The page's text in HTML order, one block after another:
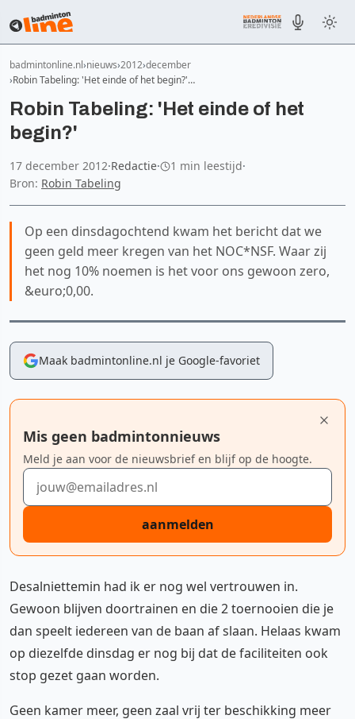
badmintonline.nl nieuws 2012 december
Robin Tabeling: 'Het einde of het begin?'…
Robin Tabeling: 'Het einde of het
begin?'
17 december 2012·Redactie· 1 min leestijd·
Bron: Robin Tabeling
Op een dinsdagochtend kwam het bericht dat we
geen geld meer kregen van het NOC*NSF. Waar zij
het nog 10% noemen is het voor ons gewoon zero,
&euro;0,00.
Maak badmintonline.nl je Google-favoriet
Mis geen badmintonnieuws
Meld je aan voor de nieuwsbrief en blijf op de hoogte.
E-mailadres
aanmelden
Desalniettemin had ik er nog wel vertrouwen in.
Gewoon blijven doortrainen en die 2 toernooien die je
dan speelt iedereen van de baan af slaan. Helaas kwam
op diezelfde dinsdag er nog bij dat de faciliteiten ook
stop gezet gaan worden.
Geen kamer meer, geen zaal vrij ter beschikking meer